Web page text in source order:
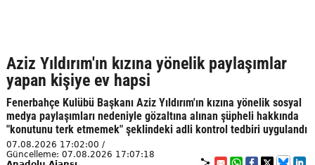
Aziz Yıldırım'ın kızına yönelik paylaşımlar
yapan kişiye ev hapsi
Fenerbahçe Kulübü Başkanı Aziz Yıldırım'ın kızına yönelik sosyal
medya paylaşımları nedeniyle gözaltına alınan şüpheli hakkında
"konutunu terk etmemek" şeklindeki adli kontrol tedbiri uygulandı
07.08.2026 17:02:00 /
Güncelleme: 07.08.2026 17:07:18